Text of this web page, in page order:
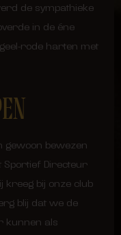
de sympathieke
in de éne
rode harten met
gewoon bewezen
Sportief Directeur
kreeg bij onze club
blij dat we de
kunnen als